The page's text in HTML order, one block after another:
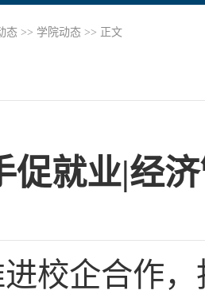
态 >> 学院动态 >> 正文
促就业|经
校企合作